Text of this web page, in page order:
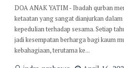
DOA ANAK YATIM - Ibadah qurban
ketaatan yang sangat dianjurkan
kepedulian terhadap sesama. Setiap
jadi kesempatan berharga bagi kaum
kebahagiaan, terutama ke...